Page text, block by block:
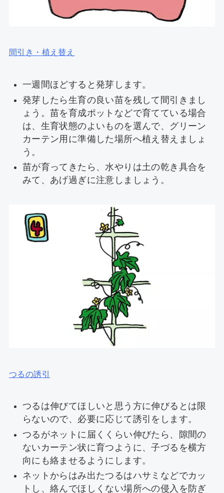
間引き・植え替え
一週間ほどすると発芽します。
発芽したら生育の良い苗を残して間引きまし
ょう。苗を育成ポットなどで育てている場合
は、生育状態のよいものを選んで、グリーン
カーテン用に準備した場所へ植え替えましょ
う。
苗が育ってきたら、水やりは土の乾き具合を
みて、あげ過ぎに注意しましょう。
つるの誘引
つるは伸びてほしいと思う方に伸びるとは限
らないので、必要に応じて誘引をします。
つるがネットに届くくらい伸びたら、隙間の
ないカーテン状に育つように、子づるを横方
向にも絡ませるようにします。
ネットからはみ出たつるはハサミなどでカッ
トし、絡んでほしくない場所への侵入を防ぎ